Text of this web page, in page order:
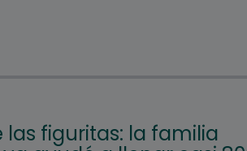
las figuritas: la familia